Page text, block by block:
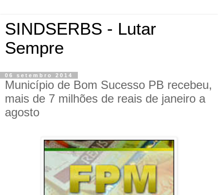
SINDSERBS - Lutar
Sempre
06 setembro 2014
Município de Bom Sucesso PB recebeu,
mais de 7 milhões de reais de janeiro a
agosto